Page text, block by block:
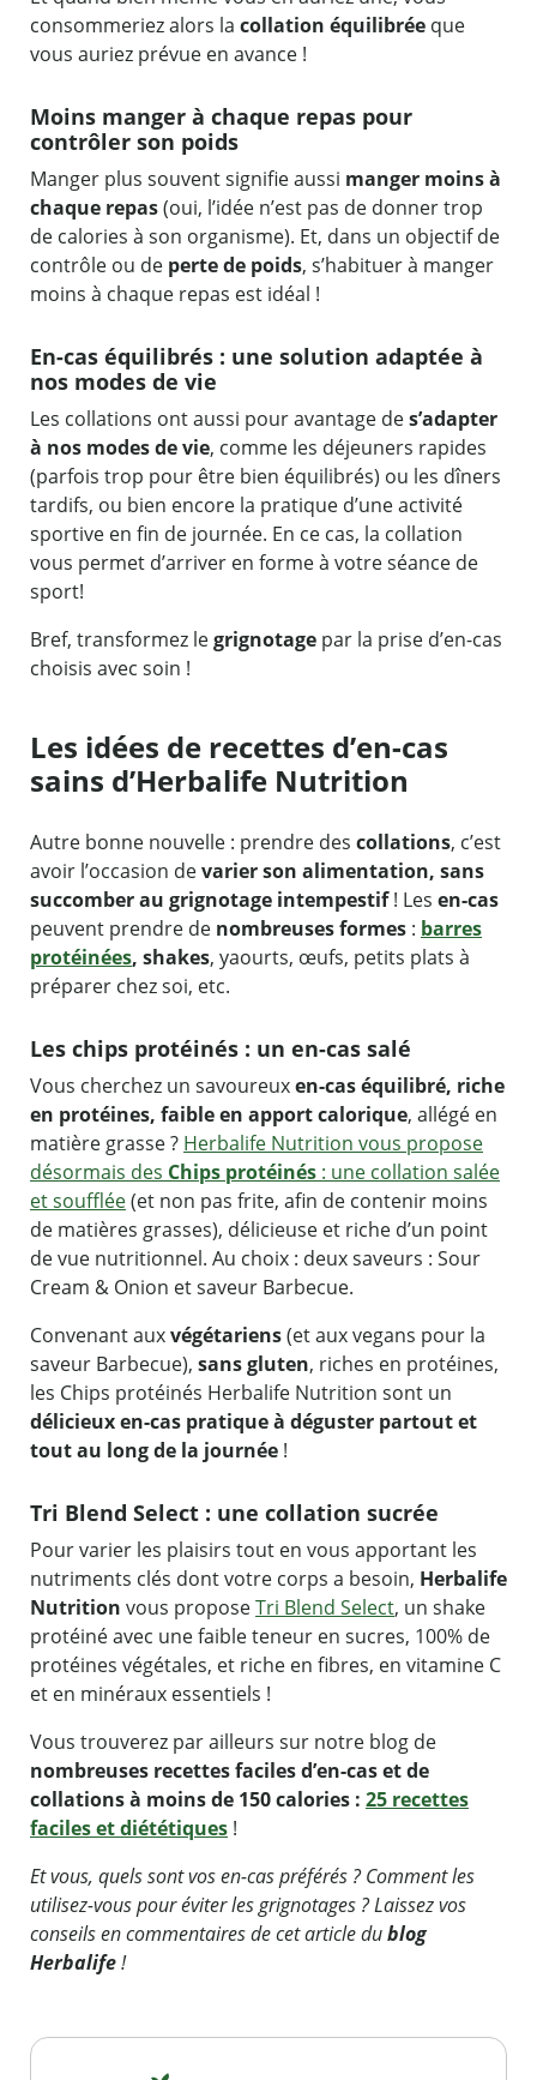
consommeriez alors la collation équilibrée que
vous auriez prévue en avance !
Moins manger à chaque repas pour
contrôler son poids
Manger plus souvent signifie aussi manger moins à
chaque repas(oui, l’idée n’est pas de donner trop
de calories à son organisme). Et, dans un objectif de
contrôle ou de perte de poids, s’habituer à manger
moins à chaque repas est idéal !
En-cas équilibrés : une solution adaptée à
nos modes de vie
Les collations ont aussi pour avantage des’adapter
à nos modes devie, comme les déjeuners rapides
(parfois trop pour être bien équilibrés) ou les dîners
tardifs, ou bien encore la pratique d’une activité
sportive en fin de journée. En ce cas, la collation
vous permet d’arriver en forme à votre séance de
sport!
Bref, transformez legrignotage par la prise d’en-cas
choisis avec soin !
Les idées de recettes d’en-cas
sains d’Herbalife Nutrition
Autre bonne nouvelle : prendre des collations, c’est
avoir l’occasion devarier son alimentation, sans
succomber au grignotage intempestif! Les en-cas
peuvent prendre de nombreuses formes : barres
protéinées, shakes, yaourts, œufs, petits plats à
préparer chez soi, etc.
Les chips protéinés : un en-cas salé
Vous cherchez un savoureuxen-cas équilibré, riche
en protéines, faible en apport calorique, allégé en
matière grasse ? Herbalife Nutrition vous propose
désormais des Chips protéinés : une collation salée
et soufflée(et non pas frite, afin de contenir moins
de matières grasses), délicieuse et riche d’un point
de vue nutritionnel. Au choix : deux saveurs : Sour
Cream & Onion et saveur Barbecue.
Convenant auxvégétariens(et aux vegans pour la
saveur Barbecue), sans gluten, riches en protéines,
les Chips protéinés Herbalife Nutrition sont un
délicieux en-cas pratique à déguster partout et
tout au long de la journée !
Tri Blend Select : une collation sucrée
Pour varier les plaisirs tout en vous apportant les
nutriments clés dont votre corps a besoin, Herbalife
Nutrition vous proposeTri Blend Select, un shake
protéiné avec une faible teneur en sucres, 100% de
protéines végétales, et riche en fibres, en vitamine C
et en minéraux essentiels !
Vous trouverez par ailleurs sur notre blog de
nombreuses recettes faciles d’en-cas et de
collations à moins de 150 calories : 25 recettes
faciles et diététiques !
Et vous, quels sont vos en-cas préférés ? Comment les
utilisez-vous pour éviter les grignotages ? Laissez vos
conseils en commentaires de cet article dublog
Herbalife!